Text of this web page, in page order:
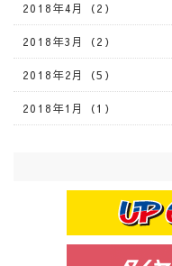
2018年4月（2）
2018年3月（2）
2018年2月（5）
2018年1月（1）